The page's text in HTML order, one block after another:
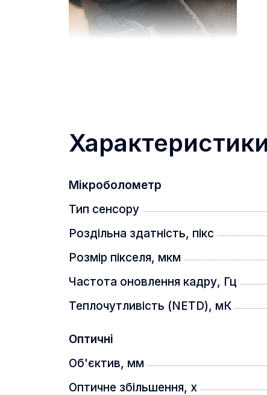
портативний, має кишеньковий
носити з собою та він зручно
Високочутливий датчик
зображення в умовах низького
передовою технологією для
Мікроболометр
Тип сенсору
Роздільна здатність, пікс
Розмір пікселя, мкм
Частота оновлення кадру, Гц
Теплочутливість (NETD), мК
Оптичні
Об'єктив, мм
Оптичне збільшення, x